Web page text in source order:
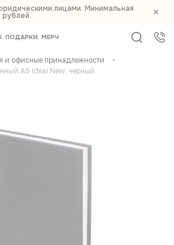
лицами. Минимальная
рублей.
ПОДАРКИ МЕРЧ
и офисные принадлежности
А5 Ideal New, черный